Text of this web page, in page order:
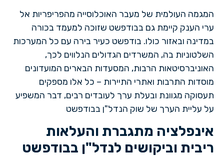
המגמה העולמית של מעבר האוכלוסייה מהפריפריות אל
ערי הענק קיימת גם בבודפשט שזוכה למעמד בכורה
במדינה ובאזור כולו. בודפשט כעיר בירה עם כל המערכות
השלטוניות בה, המשרדים הגדולים הנלווים לכך,
האוניברסיטאות הרבות, המסעדות הבארים המועדונים
מוסדות התרבות ואתרי התיירות – כל אלו מספקים
תעסוקה מגוונת ובעלת ערך לעובדים רבים, דבר המשפיע
על עליית הערך של שוק הנדל"ן בבודפשט
אינפלציה מתגברת והעלאות
ריבית וביקושים לנדל"ן בבודפשט